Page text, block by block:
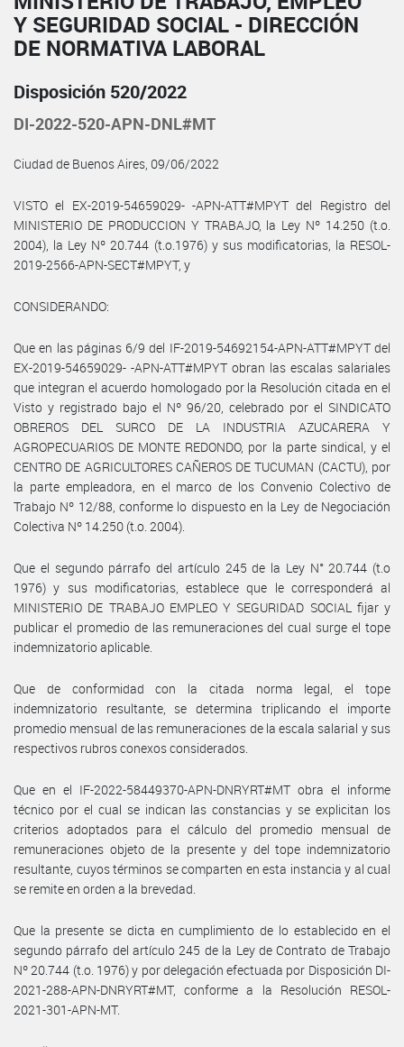
Y SEGURIDAD SOCIAL - DIRECCIÓN
DE NORMATIVA LABORAL
Disposición 520/2022
DI-2022-520-APN-DNL#MT
Ciudad de Buenos Aires, 09/06/2022
VISTO el EX-2019-54659029- -APN-ATT#MPYT del Registro del
MINISTERIO DE PRODUCCION Y TRABAJO, la Ley Nº 14.250 (t.o.
2004), la Ley Nº 20.744 (t.o.1976) y sus modificatorias, la RESOL-
2019-2566-APN-SECT#MPYT, y
CONSIDERANDO:
Que en las páginas 6/9 del IF-2019-54692154-APN-ATT#MPYT del
EX-2019-54659029- -APN-ATT#MPYT obran las escalas salariales
que integran el acuerdo homologado por la Resolución citada en el
Visto y registrado bajo el Nº 96/20, celebrado por el SINDICATO
OBREROS DEL SURCO DE LA INDUSTRIA AZUCARERA Y
AGROPECUARIOS DE MONTE REDONDO, por la parte sindical, y el
CENTRO DE AGRICULTORES CAÑEROS DE TUCUMAN (CACTU), por
la parte empleadora, en el marco de los Convenio Colectivo de
Trabajo Nº 12/88, conforme lo dispuesto en la Ley de Negociación
Colectiva Nº 14.250 (t.o. 2004).
Que el segundo párrafo del artículo 245 de la Ley N° 20.744 (t.o
1976) y sus modificatorias, establece que le corresponderá al
MINISTERIO DE TRABAJO EMPLEO Y SEGURIDAD SOCIAL fijar y
publicar el promedio de las remuneraciones del cual surge el tope
indemnizatorio aplicable.
Que de conformidad con la citada norma legal, el tope
indemnizatorio resultante, se determina triplicando el importe
promedio mensual de las remuneraciones de la escala salarial y sus
respectivos rubros conexos considerados.
Que en el IF-2022-58449370-APN-DNRYRT#MT obra el informe
técnico por el cual se indican las constancias y se explicitan los
criterios adoptados para el cálculo del promedio mensual de
remuneraciones objeto de la presente y del tope indemnizatorio
resultante, cuyos términos se comparten en esta instancia y al cual
se remite en orden a la brevedad.
Que la presente se dicta en cumplimiento de lo establecido en el
segundo párrafo del artículo 245 de la Ley de Contrato de Trabajo
Nº 20.744 (t.o. 1976) y por delegación efectuada por Disposición DI-
2021-288-APN-DNRYRT#MT, conforme a la Resolución RESOL-
2021-301-APN-MT.